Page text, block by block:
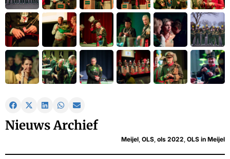
Nieuws Archief
Meijel, OLS, ols 2022, OLS in Meijel